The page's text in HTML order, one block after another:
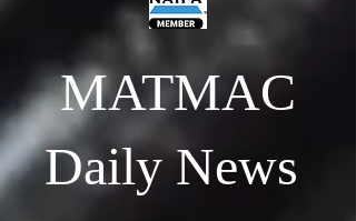
MATMAC
Daily News